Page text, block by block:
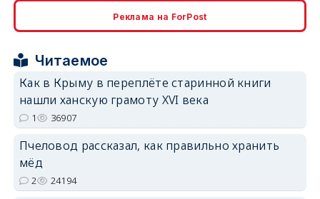
erid: 2SDnjdPjgYS
Реклама на ForPost
Читаемое
Как в Крыму в переплёте старинной книги
нашли ханскую грамоту XVI века
1 36907
Пчеловод рассказал, как правильно хранить
мёд
2 24194